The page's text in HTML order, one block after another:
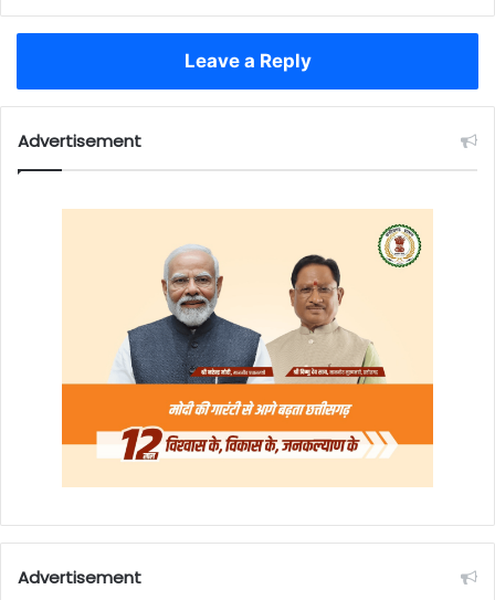
Leave a Reply
Advertisement
Advertisement